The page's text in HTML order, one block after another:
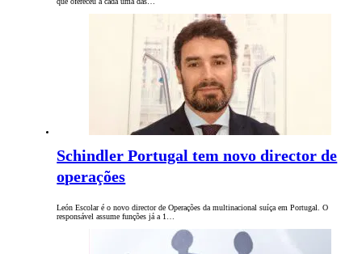
Schindler Portugal tem novo director de
operações
León Escolar é o novo director de Operações da multinacional suíça em Portugal. O
responsável assume funções já a 1…